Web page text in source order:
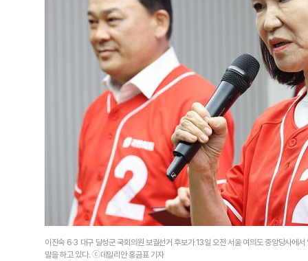
이진숙 6·3 대구 달성군 국회의원 보궐선거 후보가 13일 오전 서울 여의도 중앙당사에
말을 하고 있다. ⓒ데일리안 홍금표 기자